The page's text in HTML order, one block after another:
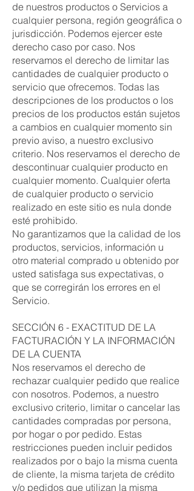
de nuestros productos o Servicios a
cualquier persona, región geográfica o
jurisdicción. Podemos ejercer este
derecho caso por caso. Nos
reservamos el derecho de limitar las
cantidades de cualquier producto o
servicio que ofrecemos. Todas las
descripciones de los productos o los
precios de los productos están sujetos
a cambios en cualquier momento sin
previo aviso, a nuestro exclusivo
criterio. Nos reservamos el derecho de
descontinuar cualquier producto en
cualquier momento. Cualquier oferta
de cualquier producto o servicio
realizado en este sitio es nula donde
esté prohibido.
No garantizamos que la calidad de los
productos, servicios, información u
otro material comprado u obtenido por
usted satisfaga sus expectativas, o
que se corregirán los errores en el
Servicio.
SECCIÓN 6 - EXACTITUD DE LA
FACTURACIÓN Y LA INFORMACIÓN
DE LA CUENTA
Nos reservamos el derecho de
rechazar cualquier pedido que realice
con nosotros. Podemos, a nuestro
exclusivo criterio, limitar o cancelar las
cantidades compradas por persona,
por hogar o por pedido. Estas
restricciones pueden incluir pedidos
realizados por o bajo la misma cuenta
de cliente, la misma tarjeta de crédito
y/o pedidos que utilizan la misma